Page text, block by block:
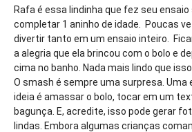
Rafa é essa lindinha que fez seu
completar 1 aninho de idade. Poucas
divertir tanto em um ensaio inteiro.
a alegria que ela brincou com o bolo e
cima no banho. Nada mais lindo que isso.
O smash é sempre uma surpresa. Uma
ideia é amassar o bolo, tocar em um
bagunça. E, acredite, isso pode gerar
lindas. Embora algumas crianças